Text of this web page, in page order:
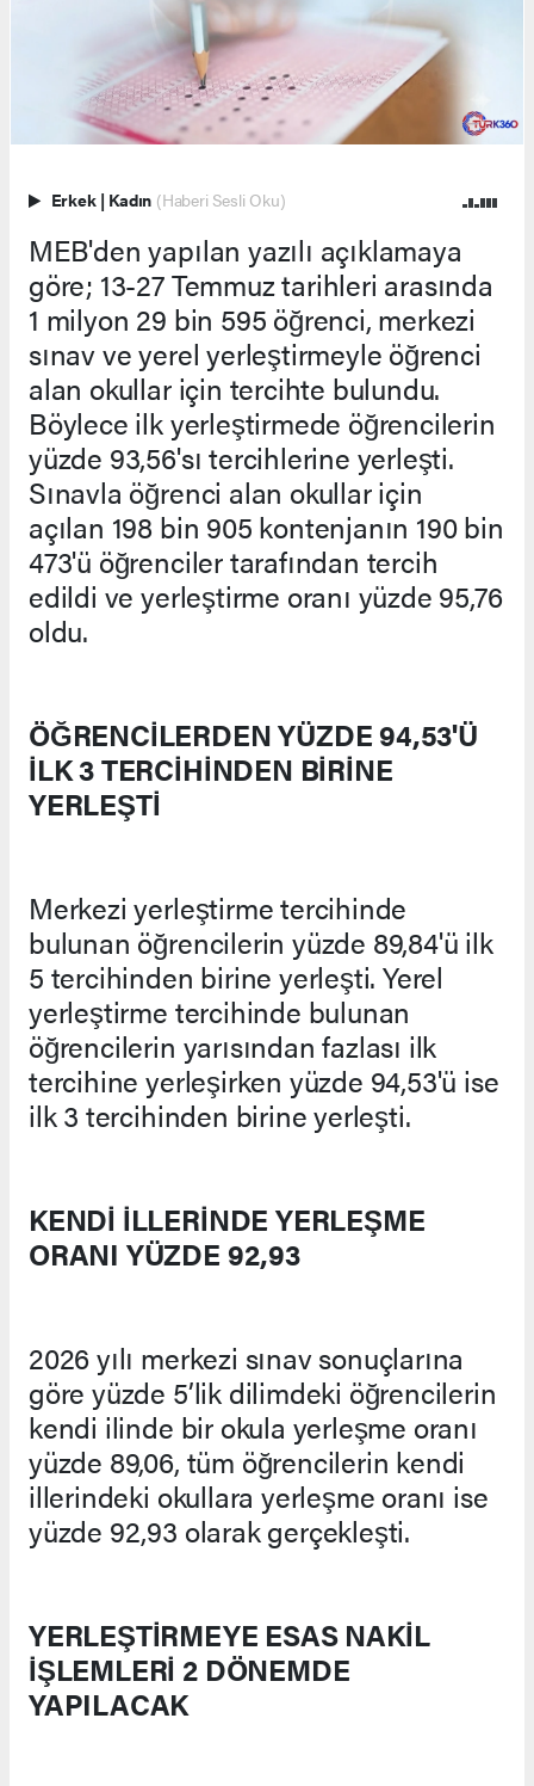
Erkek | Kadın (Haberi Sesli Oku)
MEB'den yapılan yazılı açıklamaya
göre; 13-27 Temmuz tarihleri arasında
1 milyon 29 bin 595 öğrenci, merkezi
sınav ve yerel yerleştirmeyle öğrenci
alan okullar için tercihte bulundu.
Böylece ilk yerleştirmede öğrencilerin
yüzde 93,56'sı tercihlerine yerleşti.
Sınavla öğrenci alan okullar için
açılan 198 bin 905 kontenjanın 190 bin
473'ü öğrenciler tarafından tercih
edildi ve yerleştirme oranı yüzde 95,76
oldu.
ÖĞRENCİLERDEN YÜZDE 94,53'Ü
İLK 3 TERCİHİNDEN BİRİNE
YERLEŞTİ
Merkezi yerleştirme tercihinde
bulunan öğrencilerin yüzde 89,84'ü ilk
5 tercihinden birine yerleşti. Yerel
yerleştirme tercihinde bulunan
öğrencilerin yarısından fazlası ilk
tercihine yerleşirken yüzde 94,53'ü ise
ilk 3 tercihinden birine yerleşti.
KENDİ İLLERİNDE YERLEŞME
ORANI YÜZDE 92,93
2026 yılı merkezi sınav sonuçlarına
göre yüzde 5’lik dilimdeki öğrencilerin
kendi ilinde bir okula yerleşme oranı
yüzde 89,06, tüm öğrencilerin kendi
illerindeki okullara yerleşme oranı ise
yüzde 92,93 olarak gerçekleşti.
YERLEŞTİRMEYE ESAS NAKİL
İŞLEMLERİ 2 DÖNEMDE
YAPILACAK